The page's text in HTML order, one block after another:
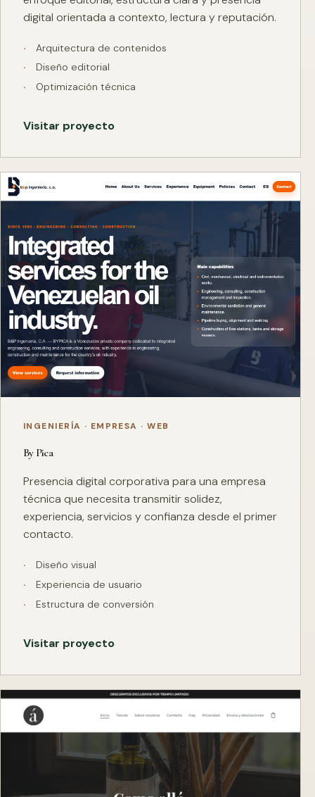
digital orientada a contexto, lectura y reputación.
Arquitectura de contenidos
Diseño editorial
Optimización técnica
Visitar proyecto
INGENIERÍA · EMPRESA · WEB
By Pica
Presencia digital corporativa para una empresa
técnica que necesita transmitir solidez,
experiencia, servicios y confianza desde el primer
contacto.
Diseño visual
Experiencia de usuario
Estructura de conversión
Visitar proyecto